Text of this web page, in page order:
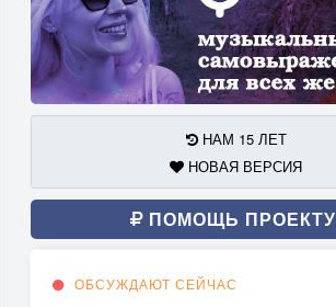
НАМ 15 ЛЕТ
НОВАЯ ВЕРСИЯ
ПОМОЩЬ ПРОЕКТУ
ОБСУЖДАЮТ СЕЙЧАС